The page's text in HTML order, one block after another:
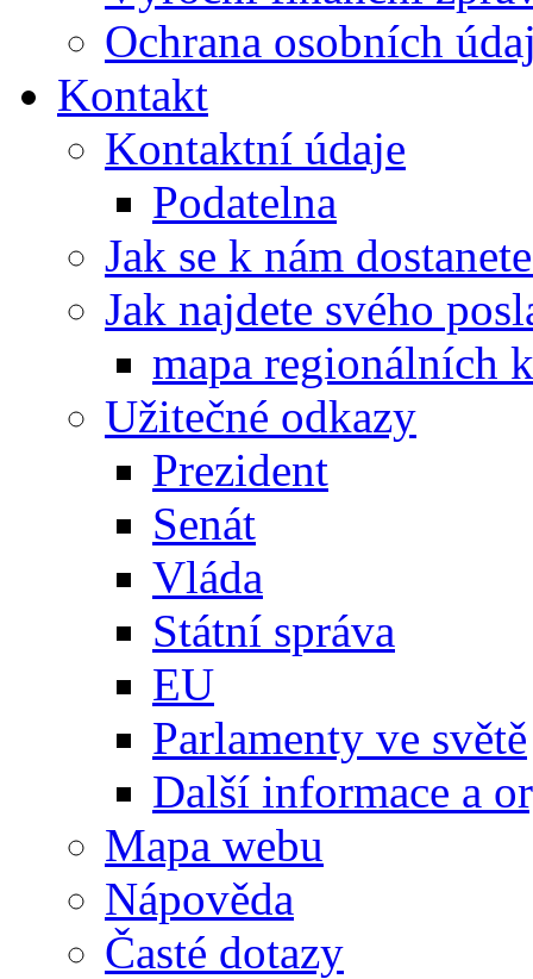
Ochrana osobních
Kontakt
Kontaktní údaje
Podatelna
Jak se k nám
Jak najdete svého
mapa regionálních
Užitečné odkazy
Prezident
Senát
Vláda
Státní správa
EU
Parlamenty ve světě
Další informace a
Mapa webu
Nápověda
Časté dotazy